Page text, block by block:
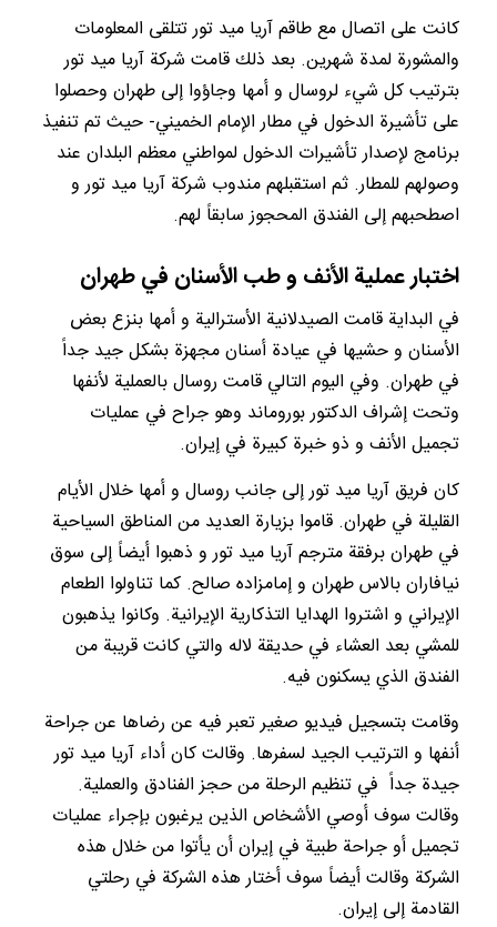
كانت على اتصال مع طاقم آريا ميد تور تتلقى المعلومات
والمشورة لمدة شهرين. بعد ذلك قامت شركة آريا ميد تور
بترتيب كل شيء لروسال و أمها وجاؤوا إلى طهران وحصلوا
على تأشيرة الدخول في مطار الإمام الخميني- حيث تم تنفيذ
برنامج لإصدار تأشيرات الدخول لمواطني معظم البلدان عند
وصولهم للمطار. ثم استقبلهم مندوب شركة آريا ميد تور و
اصطحبهم إلى الفندق المحجوز سابقاً لهم.
اختبار عملية الأنف و طب الأسنان في طهران
في البداية قامت الصيدلانية الأسترالية و أمها بنزع بعض
الأسنان و حشيها في عيادة أسنان مجهزة بشكل جيد جداً
في طهران. وفي اليوم التالي قامت روسال بالعملية لأنفها
وتحت إشراف الدكتور بوروماند وهو جراح في عمليات
تجميل الأنف و ذو خبرة كبيرة في إيران.
كان فريق آريا ميد تور إلى جانب روسال و أمها خلال الأيام
القليلة في طهران. قاموا بزيارة العديد من المناطق السياحية
في طهران برفقة مترجم آريا ميد تور و ذهبوا أيضاً إلى سوق
نيافاران بالاس طهران و إمامزاده صالح. كما تناولوا الطعام
الإيراني و اشتروا الهدايا التذكارية الإيرانية. وكانوا يذهبون
للمشي بعد العشاء في حديقة لاله والتي كانت قريبة من
الفندق الذي يسكنون فيه.
وقامت بتسجيل فيديو صغير تعبر فيه عن رضاها عن جراحة
أنفها و الترتيب الجيد لسفرها. وقالت كان أداء آريا ميد تور
جيدة جداً في تنظيم الرحلة من حجز الفنادق والعملية.
وقالت سوف أوصي الأشخاص الذين يرغبون بإجراء عمليات
تجميل أو جراحة طبية في إيران أن يأتوا من خلال هذه
الشركة وقالت أيضاً سوف أختار هذه الشركة في رحلتي
القادمة إلى إيران.